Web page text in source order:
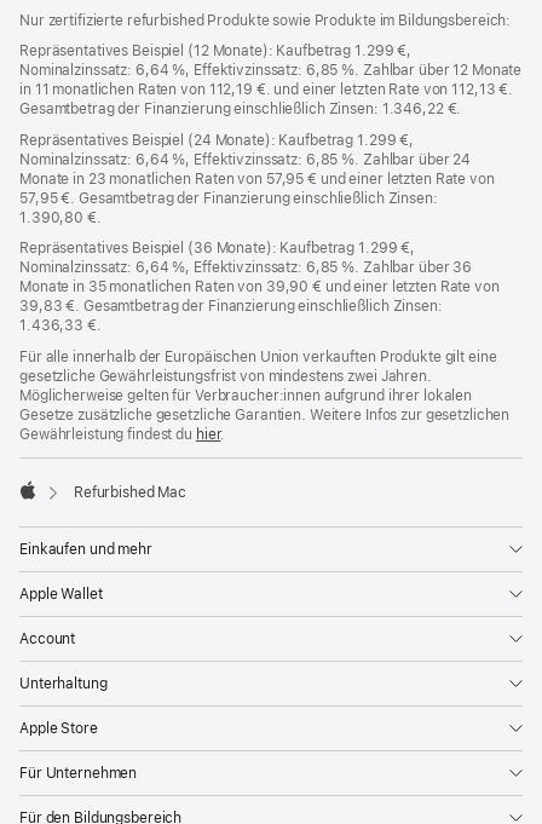
Nur zertifizierte refurbished Produkte sowie Produkte im Bildungsbereich:
Repräsentatives Beispiel (12 Monate): Kaufbetrag 1.299 €,
Nominalzinssatz: 6,64 %, Effektivzinssatz: 6,85 %. Zahlbar über 12 Monate
in 11 monatlichen Raten von 112,19 €. und einer letzten Rate von 112,13 €.
Gesamtbetrag der Finanzierung einschließlich Zinsen: 1.346,22 €.
Repräsentatives Beispiel (24 Monate): Kaufbetrag 1.299 €,
Nominalzinssatz: 6,64 %, Effektivzinssatz: 6,85 %. Zahlbar über 24
Monate in 23 monatlichen Raten von 57,95 € und einer letzten Rate von
57,95 €. Gesamtbetrag der Finanzierung einschließlich Zinsen:
1.390,80 €.
Repräsentatives Beispiel (36 Monate): Kaufbetrag 1.299 €,
Nominalzinssatz: 6,64 %, Effektivzinssatz: 6,85 %. Zahlbar über 36
Monate in 35 monatlichen Raten von 39,90 € und einer letzten Rate von
39,83 €. Gesamtbetrag der Finanzierung einschließlich Zinsen:
1.436,33 €.
Für alle innerhalb der Europäischen Union verkauften Produkte gilt eine
gesetzliche Gewährleistungsfrist von mindestens zwei Jahren.
Möglicherweise gelten für Verbraucher:innen aufgrund ihrer lokalen
Gesetze zusätzliche gesetzliche Garantien. Weitere Infos zur gesetzlichen
Gewährleistung findest du hier.
Refurbished Mac
Einkaufen und mehr
Apple Wallet
Account
Unterhaltung
Apple Store
Für Unternehmen
Für den Bildungsbereich